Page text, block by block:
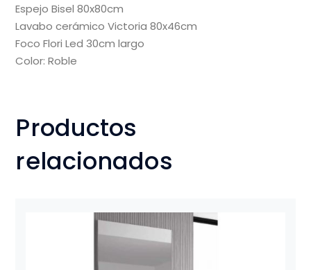
Espejo Bisel 80x80cm
Lavabo cerámico Victoria 80x46cm
Foco Flori Led 30cm largo
Color: Roble
Productos
relacionados